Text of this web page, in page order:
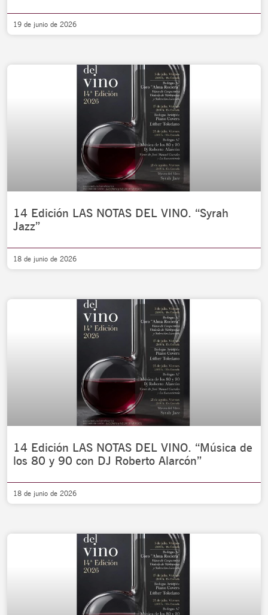
19 de junio de 2026
14 Edición LAS NOTAS DEL VINO. “Syrah
Jazz”
18 de junio de 2026
14 Edición LAS NOTAS DEL VINO. “Música de
los 80 y 90 con DJ Roberto Alarcón”
18 de junio de 2026